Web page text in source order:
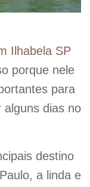
Ilhabela SP
porque nele
para
alguns dias no
destino
a linda e